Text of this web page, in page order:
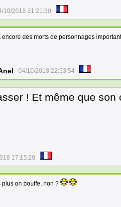
10/2018 21:21:30
encore des morts de personnages
04/10/2018 22:53:54
! Et même que
17:15:20
plus on bouffe, non ?